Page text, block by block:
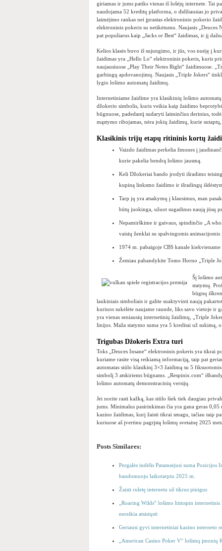
giriamas ir jums patiks vienas iš lošėjų internete. Tai
naudojama 52 kreditų platforma, o didžiausias jo
laimėjimo rankas nei įprastas elektroninio pokerio
elektroninis pokeris su netikėtumu. Naujasis „Deuces
pat populiarus kaip „Jacks or Best“ žaidimas, ir jį
Kelios klasės buvo iš sujungimo, ir jūs, vos nuėję į
žaidimas yra „Hello Lo“ elektroninis pokeris, kuris
naujausiuose „Play Their Notes Right“ žaidimuose.
garbingų apdovanojimų. Naujasis „Triple Jokers“
lygio lošimo automatų žaidimų.
Internetiniame žaidime yra klasikinių lošimo
džokerio simbolis, kuris veikia kaip žaidimo
būgnuose, padedantį sudaryti laiminčius derinius,
mąstymo ribojamas, nėra jokių žaidimų, kurie
Klasikinis trijų etapų ritininis kortų
Vaizdo žaidimas perkelia žmones į
kurie pakelia bendrą lošimo jausmą.
Keli Džokeriai bando įrodyti išradimo
kupiną linksmo žaidimo ir išradingų
Tarp jų yra atsakymų į klausimus, man
būtų juokinga, užuot sugadinus naują jūsų
Nepamirškime ir gaivaus, spindinčio „A
vaisių ženklai su spalvingomis
1974 m. pabaigoje CBS kanale
Žemiau pabandykite Tomo Horno „Triple
Šį lošimo
statymų.
būgnų
laukiniais simboliais ir galite suaktyvinti naują
kuriuos sukėlėte naujame raunde, liks savo vietoje ir
yra vienas seniausių internetinių žaidimų, „Triple
linijos. Maža statymo suma yra 5 kreditai už sukimą,
Trigubas Džokeris Extra turi
Toks „Deuces Insane“ elektroninis pokeris yra tikrai
kuriame rasite visą reikiamą informaciją, taip pat
automatas siūlo klasikinį 3×3 žaidimą su 5
simbolį 3 atskiriems būgnams. „Respinix.com“
lošimo automatų demonstracinių versijų.
Jei norite rasti kažką, kas siūlo šiek tiek daugiau
jums. Minimalus pasirinkimas čia yra gana geras
kazino žaidimas, kurį žaisti tikrai smagu, tačiau taip
kuriuose aš įvertinu pagrįstą lošimų svetainę 2025
Posts Similares:
Pergalės indėlis Patamsėjusi suma
bandomuoju laikotarpiu 2025 m.
Žaisti ruletę internetu už tikrus pinigus
„Roaring Wilds“ lošimo hitnspin
nereikia atsisiųsti
Geriausi gyvi internetiniai kazino interneto
„American Casino Poker V“ lošimų įmonių